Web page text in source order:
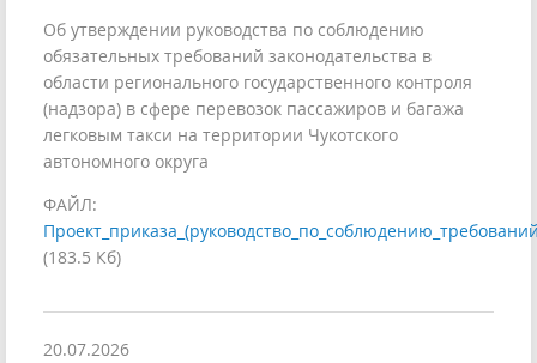
Об утверждении руководства по соблюдению
обязательных требований законодательства в
области регионального государственного контроля
(надзора) в сфере перевозок пассажиров и багажа
легковым такси на территории Чукотского
автономного округа
ФАЙЛ:
(183.5 Кб)
20.07.2026